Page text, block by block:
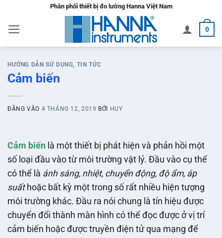
nội
dung
Phân phối thiết bị đo lường Hanna Việt Nam
0
HƯỚNG DẪN SỬ DỤNG, TIN TỨC
Cảm biến
ĐĂNG VÀO 4 THÁNG 12, 2019 BỞI HUY
Cảm biến là một thiết bị phát hiện và phản hồi một
số loại đầu vào từ môi trường vật lý. Đầu vào cụ thể
có thể là ánh sáng, nhiệt, chuyển động, độ ẩm, áp
suấthoặc bất kỳ một trong số rất nhiều hiện tượng
môi trường khác. Đầu ra nói chung là tín hiệu được
chuyển đổi thành màn hình có thể đọc được ở vị trí
cảm biến hoặc được truyền điện tử qua mạng để